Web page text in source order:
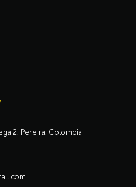
2, Pereira, Colombia.